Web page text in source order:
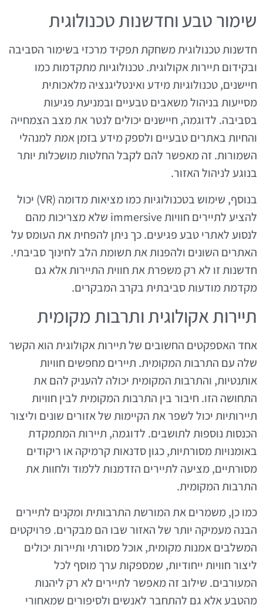
שימור טבע וחדשנות טכנולוגית
חדשנות טכנולוגית משחקת תפקיד מרכזי בשימור הסביבה
ובקידום תיירות אקולוגית. טכנולוגיות מתקדמות כמו
חיישנים, טכנולוגיות מידע ואינטליגנציה מלאכותית
מסייעות בניהול משאבים טבעיים ובמניעת פגיעות
בסביבה. לדוגמה, חיישנים יכולים לנטר את מצב הצמחייה
והחיות באתרים טבעיים ולספק מידע בזמן אמת למנהלי
השמורות. זה מאפשר להם לקבל החלטות מושכלות יותר
בנוגע לניהול האזור.
בנוסף, שימוש בטכנולוגיות כמו מציאות מדומה (VR) יכול
להציע לתיירים חוויות immersive שלא מצריכות מהם
לנסוע לאתרי טבע פגיעים. כך ניתן להפחית את העומס על
האתרים השונים ולהפנות את תשומת הלב לחינוך סביבתי.
חדשנות זו לא רק משפרת את חווית התיירות אלא גם
מקדמת מודעות סביבתית בקרב המבקרים.
תיירות אקולוגית ותרבות מקומית
אחד האספקטים החשובים של תיירות אקולוגית הוא הקשר
שלה עם התרבות המקומית. תיירים מחפשים חוויות
אותנטיות, והתרבות המקומית יכולה להעניק להם את
התחושה הזו. חיבור בין התרבות המקומית לבין חוויות
תיירותיות יכול לשפר את הקיימות של אזורים שונים וליצור
הכנסות נוספות לתושבים. לדוגמה, תיירות המתמקדת
באומנויות מסורתיות, כגון סדנאות קרמיקה או ריקודים
מסורתיים, מציעה לתיירים הזדמנות ללמוד ולחוות את
התרבות המקומית.
כמו כן, משמרים את המורשת התרבותית ומקנים לתיירים
הבנה מעמיקה יותר של האזור שבו הם מבקרים. פרויקטים
המשלבים אמנות מקומית, אוכל מסורתי ותיירות יכולים
ליצור חוויות ייחודיות, שמספקות ערך מוסף לכל
המעורבים. שילוב זה מאפשר לתיירים לא רק ליהנות
מהטבע אלא גם להתחבר לאנשים ולסיפורים שמאחורי